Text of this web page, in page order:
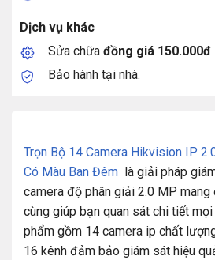
Dịch vụ khác
Sửa chữa đồng giá 150.000đ
Bảo hành tại nhà.
Trọn Bộ 14 Camera Hikvision IP
Có Màu Ban Đêm là giải pháp
camera độ phân giải 2.0 MP mang
cùng giúp bạn quan sát chi tiết
phẩm gồm 14 camera ip chất
16 kênh đảm bảo giám sát hiệu